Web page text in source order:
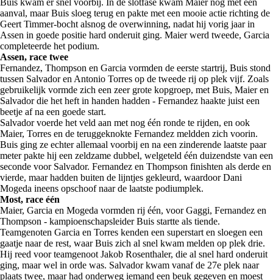
Buis kwam er snel voorbij. In de slotfase kwam Maier nog met een
aanval, maar Buis sloeg terug en pakte met een mooie actie richting de
Geert Timmer-bocht alsnog de overwinning, nadat hij vorig jaar in
Assen in goede positie hard onderuit ging. Maier werd tweede, Garcia
completeerde het podium.
Assen, race twee
Fernandez, Thompson en Garcia vormden de eerste startrij, Buis stond
tussen Salvador en Antonio Torres op de tweede rij op plek vijf. Zoals
gebruikelijk vormde zich een zeer grote kopgroep, met Buis, Maier en
Salvador die het heft in handen hadden - Fernandez haakte juist een
beetje af na een goede start.
Salvador voerde het veld aan met nog één ronde te rijden, en ook
Maier, Torres en de teruggeknokte Fernandez meldden zich voorin.
Buis ging ze echter allemaal voorbij en na een zinderende laatste paar
meter pakte hij een zeldzame dubbel, welgeteld één duizendste van een
seconde voor Salvador. Fernandez en Thompson finishten als derde en
vierde, maar hadden buiten de lijntjes gekleurd, waardoor Dani
Mogeda ineens opschoof naar de laatste podiumplek.
Most, race één
Maier, Garcia en Mogeda vormden rij één, voor Gaggi, Fernandez en
Thompson - kampioenschapsleider Buis startte als tiende.
Teamgenoten Garcia en Torres kenden een superstart en sloegen een
gaatje naar de rest, waar Buis zich al snel kwam melden op plek drie.
Hij reed voor teamgenoot Jakob Rosenthaler, die al snel hard onderuit
ging, maar wel in orde was. Salvador kwam vanaf de 27e plek naar
plaats twee, maar had onderweg iemand een beuk gegeven en moest